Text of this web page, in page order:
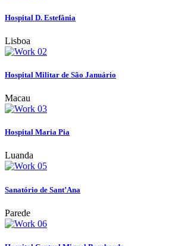
Hospital D. Estefânia
Lisboa
Hospital Militar de São Januário
Macau
Hospital Maria Pia
Luanda
Sanatório de Sant’Ana
Parede